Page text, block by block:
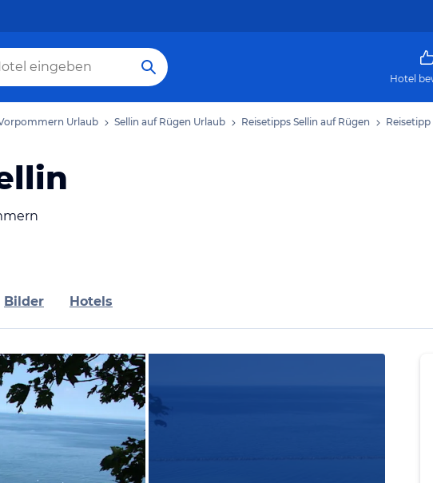
Hotel
Urlaub Sellin auf Rügen Urlaub Reisetipps Sellin auf Rügen Reisetipp
Bilder Hotels